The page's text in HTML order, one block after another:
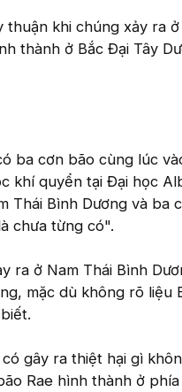
khi chúng xảy ra
thành ở Bắc Đại Tây
ba cơn bão cùng lúc
khí quyển tại Đại học
Thái Bình Dương và ba
chưa từng có".
ra ở Nam Thái Bình
mặc dù không rõ
gây ra thiệt hại gì
Rae hình thành ở